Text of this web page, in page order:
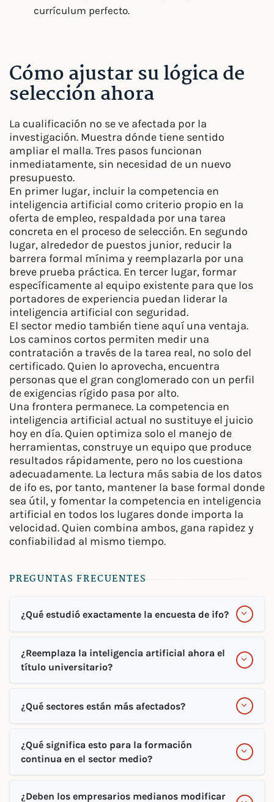
currículum perfecto.
Cómo ajustar su lógica de
selección ahora
La cualificación no se ve afectada por la
investigación. Muestra dónde tiene sentido
ampliar el malla. Tres pasos funcionan
inmediatamente, sin necesidad de un nuevo
presupuesto.
En primer lugar, incluir la competencia en
inteligencia artificial como criterio propio en la
oferta de empleo, respaldada por una tarea
concreta en el proceso de selección. En segundo
lugar, alrededor de puestos junior, reducir la
barrera formal mínima y reemplazarla por una
breve prueba práctica. En tercer lugar, formar
específicamente al equipo existente para que los
portadores de experiencia puedan liderar la
inteligencia artificial con seguridad.
El sector medio también tiene aquí una ventaja.
Los caminos cortos permiten medir una
contratación a través de la tarea real, no solo del
certificado. Quien lo aprovecha, encuentra
personas que el gran conglomerado con un perfil
de exigencias rígido pasa por alto.
Una frontera permanece. La competencia en
inteligencia artificial actual no sustituye el juicio
hoy en día. Quien optimiza solo el manejo de
herramientas, construye un equipo que produce
resultados rápidamente, pero no los cuestiona
adecuadamente. La lectura más sabia de los datos
de ifo es, por tanto, mantener la base formal donde
sea útil, y fomentar la competencia en inteligencia
artificial en todos los lugares donde importa la
velocidad. Quien combina ambos, gana rapidez y
confiabilidad al mismo tiempo.
PREGUNTAS FRECUENTES
¿Qué estudió exactamente la encuesta de ifo?
¿Reemplaza la inteligencia artificial ahora el
título universitario?
¿Qué sectores están más afectados?
¿Qué significa esto para la formación
continua en el sector medio?
¿Deben los empresarios medianos modificar